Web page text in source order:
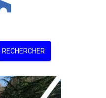
RECHERCHER